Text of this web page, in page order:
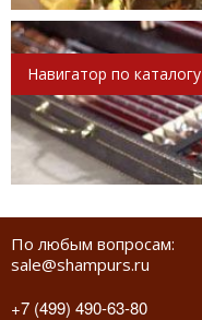
Навигатор по каталогу
По любым вопросам:
sale@shampurs.ru
+7 (499) 490-63-80